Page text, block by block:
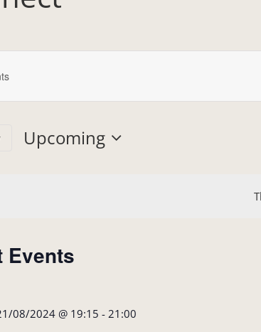
Upcoming
Events
08/2024 @ 19:15 - 21:00